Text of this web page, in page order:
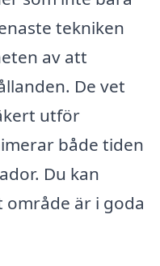
tekniken
av att
De vet
utför
både tiden
Du kan
är i goda